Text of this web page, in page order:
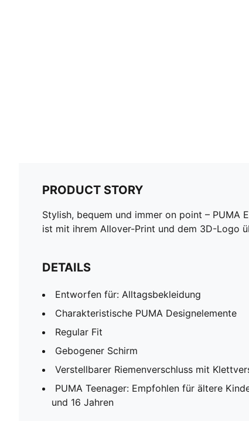
PRODUCT STORY
Stylish, bequem und immer on point – PUMA
ist mit ihrem Allover-Print und dem 3D-Logo
DETAILS
Entworfen für: Alltagsbekleidung
Charakteristische PUMA Designelemente
Regular Fit
Gebogener Schirm
Verstellbarer Riemenverschluss mit
PUMA Teenager: Empfohlen für ältere
und 16 Jahren